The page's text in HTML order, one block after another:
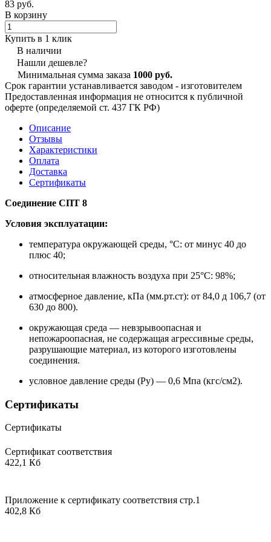
83 руб.
В корзину
Купить в 1 клик
В наличии
Нашли дешевле?
Минимальная сумма заказа 1000 руб.
Срок гарантии устанавливается заводом - изготовителем
Предоставленная информация не относится к публичной
оферте (определяемой ст. 437 ГК РФ)
Описание
Отзывы
Характеристики
Оплата
Доставка
Сертификаты
Соединение СПТ 8
Условия эксплуатации:
температура окружающей среды, °С: от минус 40 до
плюс 40;
относительная влажность воздуха при 25°С: 98%;
атмосферное давление, кПа (мм.рт.ст): от 84,0 д 106,7 (от
630 до 800).
окружающая среда — невзрывоопасная и
непожароопасная, не содержащая агрессивные среды,
разрушающие материал, из которого изготовлены
соединения.
условное давление среды (Ру) — 0,6 Мпа (кгс/см2).
Сертификаты
Сертификаты
Сертификат соответствия
422,1 Кб
Приложение к сертификату соответствия стр.1
402,8 Кб